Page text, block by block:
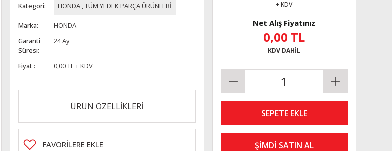
Kategori HONDA ,TÜM YEDEK PARÇA ÜRÜNLERİ
Marka
HONDA
Garanti
Süresi
24 Ay
Fiyat 0,00 TL + KDV
ÜRÜN ÖZELLİKLERİ
+ KDV
Net Alış Fiyatınız
0,00 TL
KDV DAHİL
SEPETE EKLE
ŞİMDİ SATIN AL